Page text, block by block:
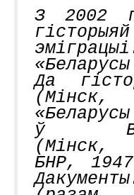
З 2002
Да
«Беларусы
ў
(Мінск,
БНР,